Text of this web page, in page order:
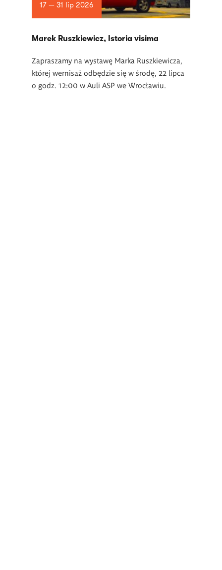
17 — 31 lip 2026
Marek Ruszkiewicz, Istoria visima
Zapraszamy na wystawę Marka Ruszkiewicza,
której wernisaż odbędzie się w środę, 22 lipca
o godz. 12:00 w Auli ASP we Wrocławiu.